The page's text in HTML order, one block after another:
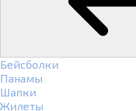
Бейсболки
Панамы
Шапки
Жилеты